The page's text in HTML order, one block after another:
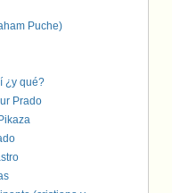
Puche)
¿y qué?
Prado